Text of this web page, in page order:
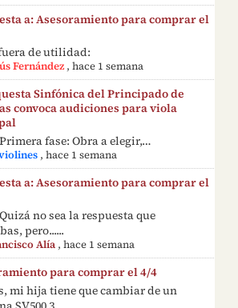
a: Asesoramiento para comprar el
de utilidad:
Fernández ,hace 1 semana
Sinfónica del Principado de
convoca audiciones para viola
fase: Obra a elegir,…
,hace 1 semana
a: Asesoramiento para comprar el
no sea la respuesta que
pero......
Alía ,hace 1 semana
para comprar el 4/4
mi hija tiene que cambiar de un